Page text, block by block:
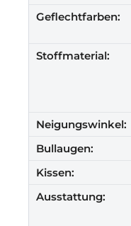
Geflechtfarben:
Stoffmaterial:
Neigungswinkel:
Bullaugen:
Kissen:
Ausstattung: